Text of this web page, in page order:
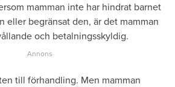
mamman inte har hindrat barnet
eller begränsat den, är det mamman
och betalningsskyldig.
till förhandling. Men mamman